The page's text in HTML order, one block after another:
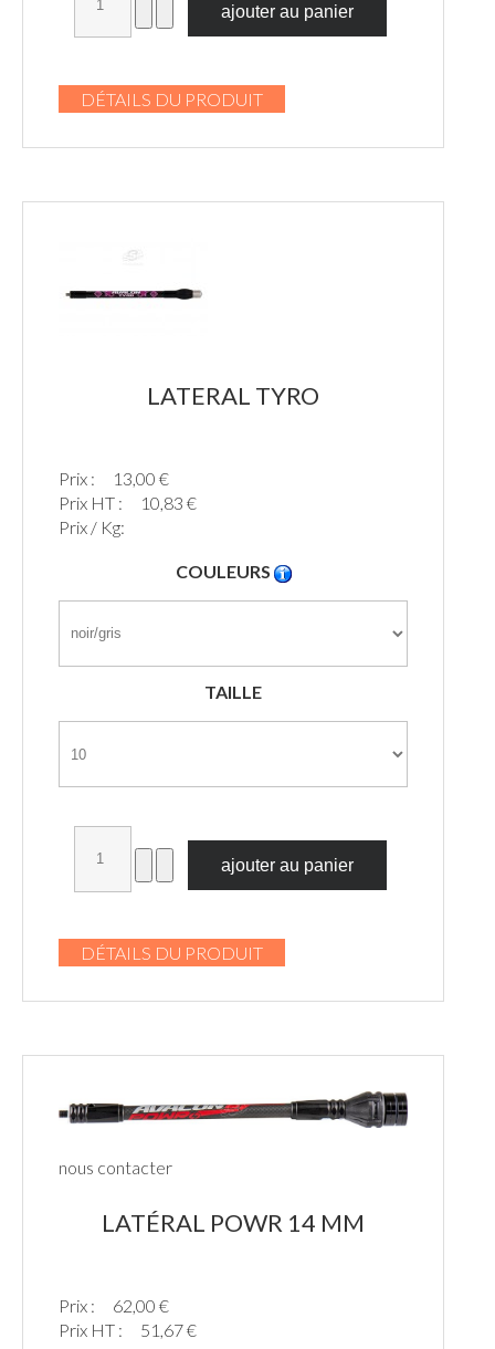
DÉTAILS DU PRODUIT
LATERAL TYRO
Prix :
13,00 €
Prix HT :
10,83 €
Prix / Kg:
COULEURS
TAILLE
DÉTAILS DU PRODUIT
nous contacter
LATÉRAL POWR 14 MM
Prix :
62,00 €
Prix HT :
51,67 €